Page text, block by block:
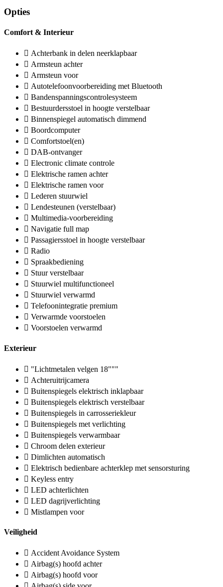
Opties
Comfort & Interieur
Achterbank in delen neerklapbaar
Armsteun achter
Armsteun voor
Autotelefoonvoorbereiding met Bluetooth
Bandenspanningscontrolesysteem
Bestuurdersstoel in hoogte verstelbaar
Binnenspiegel automatisch dimmend
Boordcomputer
Comfortstoel(en)
DAB-ontvanger
Electronic climate controle
Elektrische ramen achter
Elektrische ramen voor
Lederen stuurwiel
Lendesteunen (verstelbaar)
Multimedia-voorbereiding
Navigatie full map
Passagiersstoel in hoogte verstelbaar
Radio
Spraakbediening
Stuur verstelbaar
Stuurwiel multifunctioneel
Stuurwiel verwarmd
Telefoonintegratie premium
Verwarmde voorstoelen
Voorstoelen verwarmd
Exterieur
"Lichtmetalen velgen 18"""
Achteruitrijcamera
Buitenspiegels elektrisch inklapbaar
Buitenspiegels elektrisch verstelbaar
Buitenspiegels in carrosseriekleur
Buitenspiegels met verlichting
Buitenspiegels verwarmbaar
Chroom delen exterieur
Dimlichten automatisch
Elektrisch bedienbare achterklep met sensorsturing
Keyless entry
LED achterlichten
LED dagrijverlichting
Mistlampen voor
Veiligheid
Accident Avoidance System
Airbag(s) hoofd achter
Airbag(s) hoofd voor